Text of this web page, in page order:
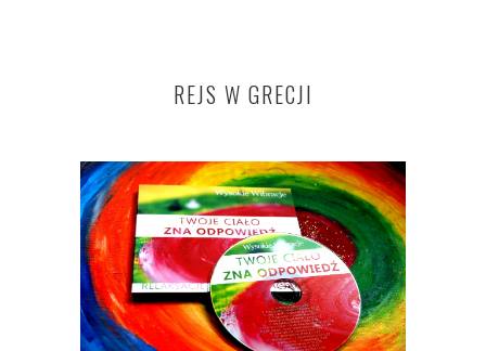
REJS W GRECJI